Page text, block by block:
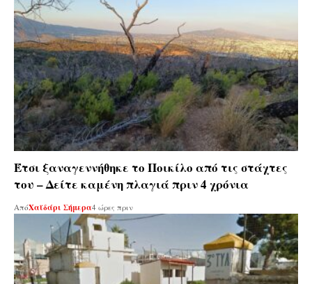
Έτσι ξαναγεννήθηκε το Ποικίλο από τις στάχτες
του – Δείτε καμένη πλαγιά πριν 4 χρόνια
ΑπόΧαϊδάρι Σήμερα4 ώρες πριν